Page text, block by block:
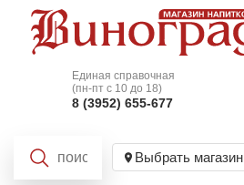
Единая справочная
(пн-пт с 10 до 18)
8 (3952) 655-677
Выбрать магазин